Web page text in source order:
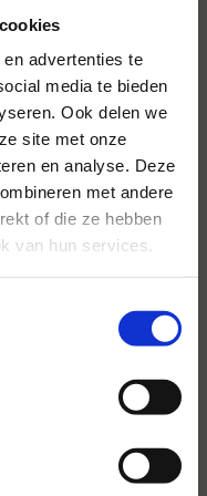
advertenties te
media te bieden
Ook delen we
site met onze
en analyse. Deze
met andere
of die ze hebben
van hun services.
en
voor